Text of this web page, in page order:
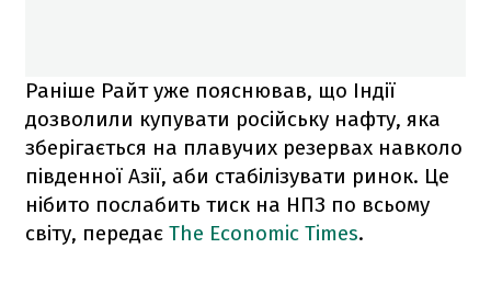
Раніше Райт уже пояснював, що Індії
дозволили купувати російську нафту, яка
зберігається на плавучих резервах навколо
південної Азії, аби стабілізувати ринок. Це
нібито послабить тиск на НПЗ по всьому
світу, передає The Economic Times.